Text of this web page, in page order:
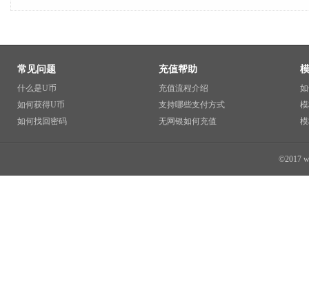
常见问题
什么是U币
如何获得U币
如何找回密码
充值帮助
充值流程介绍
支持哪些支付方式
无网银如何充值
©2017